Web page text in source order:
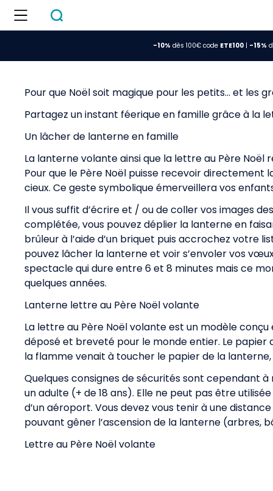
-10% dès 100€ code ETE100| -15%
Pour que Noël soit magique pour les petits… et les
Partagez un instant féerique en famille grâce à la
Un lâcher de lanterne en famille
La lanterne volante ainsi que la lettre au Père Noël
Pour que le Père Noël puisse recevoir directement
cieux. Ce geste symbolique émerveillera vos
Il vous suffit d’écrire et / ou de coller vos images
complétée, vous pouvez déplier la lanterne en
brûleur à l’aide d’un briquet puis accrochez votre
pouvez lâcher la lanterne et voir s’envoler vos
spectacle qui dure entre 6 et 8 minutes mais ce
quelques années.
Lanterne lettre au Père Noël volante
La lettre au Père Noël volante est un modèle
déposé et breveté pour le monde entier. Le papier
la flamme venait à toucher le papier de la
Quelques consignes de sécurités sont cependant
un adulte (+ de 18 ans). Elle ne peut pas être
d’un aéroport. Vous devez vous tenir à une
pouvant gêner l’ascension de la lanterne (arbres,
Lettre au Père Noël volante